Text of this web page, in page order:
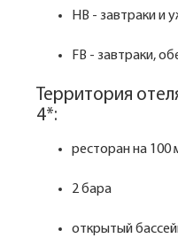
HB - завтраки и
FB - завтраки,
Территория
4*:
ресторан на 100
2 бара
открытый